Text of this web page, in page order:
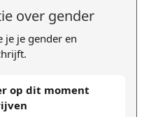
over gender
je je gender en
op dit moment